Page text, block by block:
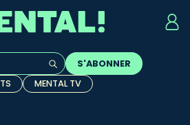
l'auto-complétion sont
S'ABONNER
MENTAL TV